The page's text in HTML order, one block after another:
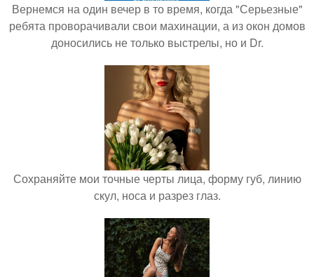
Вернемся на один вечер в то время, когда "Серьезные"
ребята проворачивали свои махинации, а из окон домов
доносились не только выстрелы, но и Dr.
Сохраняйте мои точные черты лица, форму губ, линию
скул, носа и разрез глаз.